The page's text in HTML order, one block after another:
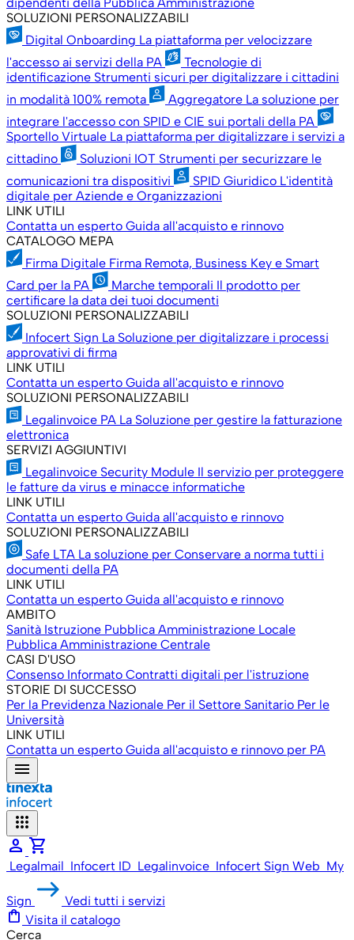
SOLUZIONI PERSONALIZZABILI
Digital Onboarding La piattaforma per velocizzare
l'accesso ai servizi della PA
Tecnologie di
identificazione Strumenti sicuri per digitalizzare i cittadini
in modalità 100% remota
Aggregatore La soluzione per
integrare l'accesso con SPID e CIE sui portali della PA
Sportello Virtuale La piattaforma per digitalizzare i servizi a
cittadino
Soluzioni IOT Strumenti per securizzare le
comunicazioni tra dispositivi
SPID Giuridico L'identità
digitale per Aziende e Organizzazioni
LINK UTILI
Contatta un esperto Guida all'acquisto e rinnovo
CATALOGO MEPA
Firma Digitale Firma Remota, Business Key e Smart
Card per la PA
Marche temporali Il prodotto per
certificare la data dei tuoi documenti
SOLUZIONI PERSONALIZZABILI
Infocert Sign La Soluzione per digitalizzare i processi
approvativi di firma
LINK UTILI
Contatta un esperto Guida all'acquisto e rinnovo
SOLUZIONI PERSONALIZZABILI
Legalinvoice PA La Soluzione per gestire la fatturazione
elettronica
SERVIZI AGGIUNTIVI
Legalinvoice Security Module Il servizio per proteggere
le fatture da virus e minacce informatiche
LINK UTILI
Contatta un esperto Guida all'acquisto e rinnovo
SOLUZIONI PERSONALIZZABILI
Safe LTA La soluzione per Conservare a norma tutti i
documenti della PA
LINK UTILI
Contatta un esperto Guida all'acquisto e rinnovo
AMBITO
Sanità Istruzione Pubblica Amministrazione Locale
Pubblica Amministrazione Centrale
CASI D'USO
Consenso Informato Contratti digitali per l'istruzione
STORIE DI SUCCESSO
Per la Previdenza Nazionale Per il Settore Sanitario Per le
Università
LINK UTILI
Contatta un esperto Guida all'acquisto e rinnovo per PA
menu
apps
person shopping_cart
Legalmail Infocert ID Legalinvoice Infocert Sign Web My
Sign Vedi tutti i servizi
shopping_bag Visita il catalogo
Cerca